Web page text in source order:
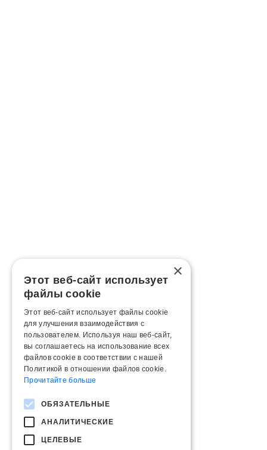
×
Этот веб-сайт использует
файлы cookie
Этот веб-сайт использует файлы cookie
для улучшения взаимодействия с
пользователем. Используя наш веб-сайт,
вы соглашаетесь на использование всех
файлов cookie в соответствии с нашей
Политикой в ​​отношении файлов cookie.
Прочитайте больше
ОБЯЗАТЕЛЬНЫЕ
АНАЛИТИЧЕСКИЕ
ЦЕЛЕВЫЕ